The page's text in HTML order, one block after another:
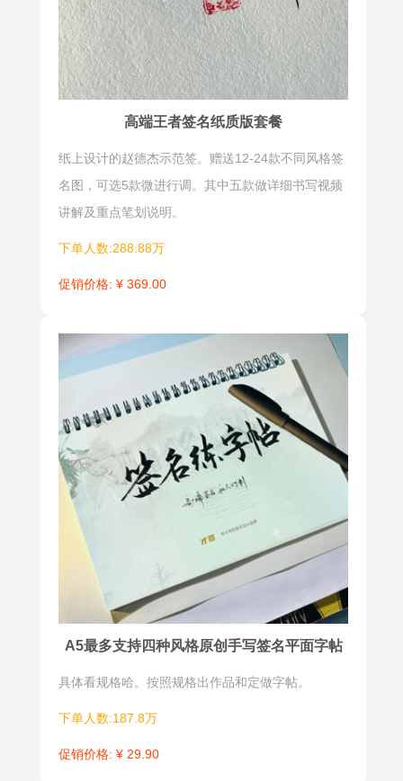
高端王者签名纸质版套餐
纸上设计的赵德杰示范签。赠送12-24款不同风格签
名图，可选5款微进行调。其中五款做详细书写视频
讲解及重点笔划说明。
下单人数:288.88万
促销价格: ¥ 369.00
A5最多支持四种风格原创手写签名平面字帖
具体看规格哈。按照规格出作品和定做字帖。
下单人数:187.8万
促销价格: ¥ 29.90